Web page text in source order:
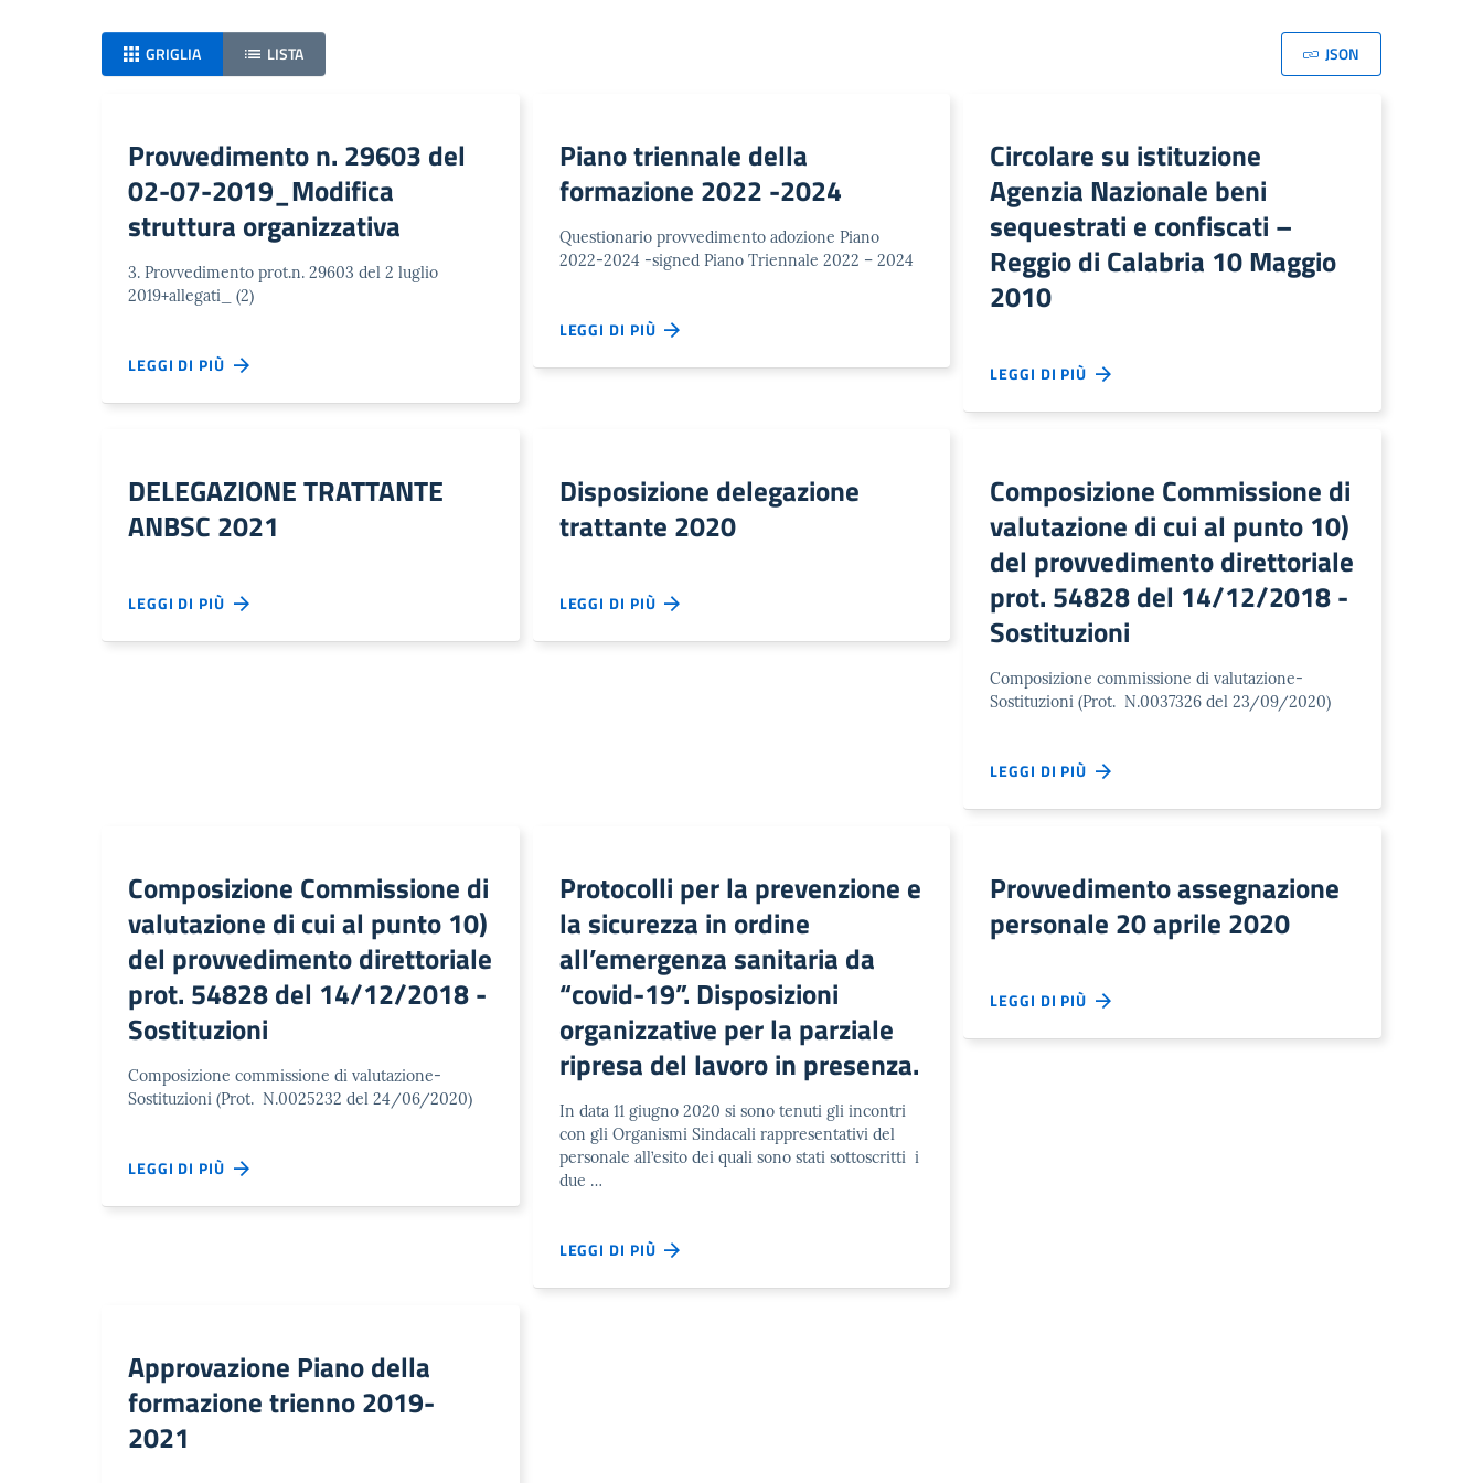
GRIGLIA LISTA JSON
Provvedimento n. 29603 del
02-07-2019_Modifica
struttura organizzativa
3. Provvedimento prot.n. 29603 del 2 luglio
2019+allegati_ (2)
LEGGI DI PIÙ
Piano triennale della
formazione 2022 -2024
Questionario provvedimento adozione Piano
2022-2024 -signed Piano Triennale 2022 – 2024
LEGGI DI PIÙ
Circolare su istituzione
Agenzia Nazionale beni
sequestrati e confiscati –
Reggio di Calabria 10 Maggio
2010
LEGGI DI PIÙ
DELEGAZIONE TRATTANTE
ANBSC 2021
LEGGI DI PIÙ
Disposizione delegazione
trattante 2020
LEGGI DI PIÙ
Composizione Commissione di
valutazione di cui al punto 10)
del provvedimento direttoriale
prot. 54828 del 14/12/2018 -
Sostituzioni
Composizione commissione di valutazione-
Sostituzioni (Prot. N.0037326 del 23/09/2020)
LEGGI DI PIÙ
Composizione Commissione di
valutazione di cui al punto 10)
del provvedimento direttoriale
prot. 54828 del 14/12/2018 -
Sostituzioni
Composizione commissione di valutazione-
Sostituzioni (Prot. N.0025232 del 24/06/2020)
LEGGI DI PIÙ
Protocolli per la prevenzione e
la sicurezza in ordine
all’emergenza sanitaria da
“covid-19”. Disposizioni
organizzative per la parziale
ripresa del lavoro in presenza.
In data 11 giugno 2020 si sono tenuti gli incontri
con gli Organismi Sindacali rappresentativi del
personale all’esito dei quali sono stati sottoscritti i
due …
LEGGI DI PIÙ
Provvedimento assegnazione
personale 20 aprile 2020
LEGGI DI PIÙ
Approvazione Piano della
formazione trienno 2019-
2021